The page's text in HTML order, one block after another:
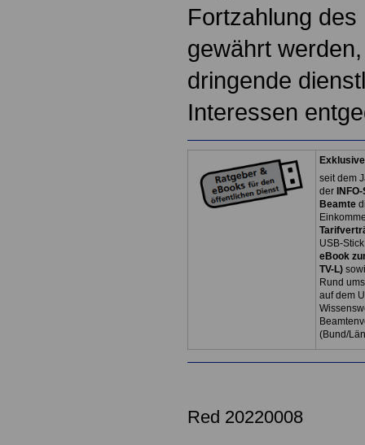
Fortzahlung
gewährt
dringende
Interessen
seit dem
der
Beamte
USB-
eBook
TV-L)
Rund
auf dem
(Bund/
Red 20220008